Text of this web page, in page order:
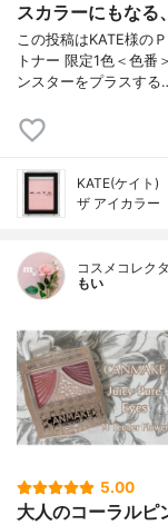
スカラーにもなる
この投稿はKATE様の
トナー 限定1色＜色番
ンスターをプラスする
KATE(ケイト)
ザ アイカラー
コスメコレク
もい
5.00
大人のコーラルピ